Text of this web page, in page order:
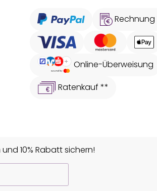
Rechnung
Online-Überweisung
Ratenkauf **
10% Rabatt sichern!